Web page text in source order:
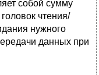
собой сумму
чтения/
нужного
данных при